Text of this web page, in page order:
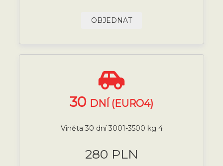
OBJEDNAT
30 DNÍ (EURO4)
Viněta 30 dní 3001-3500 kg 4
280 PLN